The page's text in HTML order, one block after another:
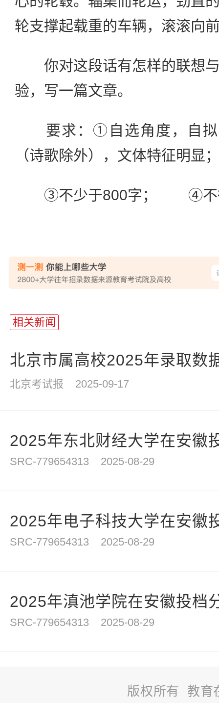
轮支撑起载重的车辆，滚滚向
你对这段话有怎样的联想与
验，写一篇文章。
要求：①自选角度，自拟
（诗歌除外），文体特征明显
③不少于800字； ④不得
相关新闻
北京市属高校2025年录取数
北京考试报 2025-09-17
2025年东北财经大学在安徽
SRC-779654313 2025-08-29
2025年电子科技大学在安徽
SRC-779654313 2025-08-29
2025年滇池学院在安徽投档
SRC-779654313 2025-08-29
版权所有 教育